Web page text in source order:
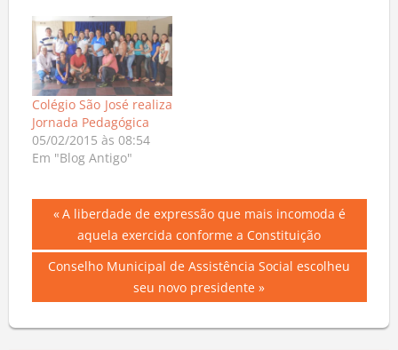
Colégio São José realiza
Jornada Pedagógica
05/02/2015 às 08:54
Em "Blog Antigo"
Navegação
de
Previous
Post:
A liberdade de expressão que mais incomoda é
aquela exercida conforme a Constituição
Next
Conselho Municipal de Assistência Social escolheu
seu novo presidente